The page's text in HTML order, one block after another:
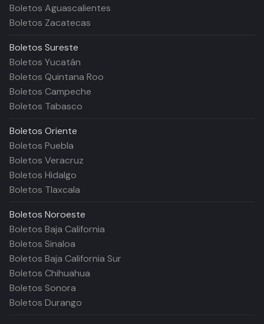
Boletos Aguascalientes
Boletos Zacatecas
Boletos Sureste
Boletos Yucatán
Boletos Quintana Roo
Boletos Campeche
Boletos Tabasco
Boletos Oriente
Boletos Puebla
Boletos Veracruz
Boletos Hidalgo
Boletos Tlaxcala
Boletos Noroeste
Boletos Baja California
Boletos Sinaloa
Boletos Baja California Sur
Boletos Chihuahua
Boletos Sonora
Boletos Durango